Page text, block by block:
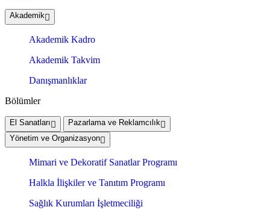
Akademik
Akademik Kadro
Akademik Takvim
Danışmanlıklar
Bölümler
El Sanatları
Pazarlama ve Reklamcılık
Yönetim ve Organizasyon
Mimari ve Dekoratif Sanatlar Programı
Halkla İlişkiler ve Tanıtım Programı
Sağlık Kurumları İşletmeciliği